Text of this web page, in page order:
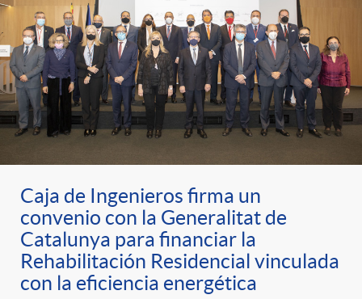
Caja de Ingenieros firma un
convenio con la Generalitat de
Catalunya para financiar la
Rehabilitación Residencial vinculada
con la eficiencia energética